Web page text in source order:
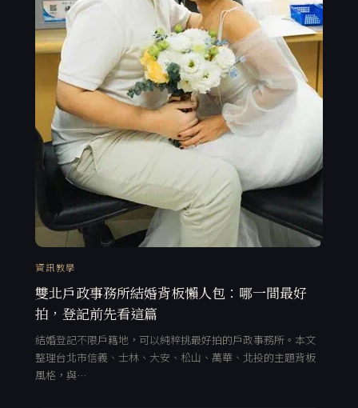
資訊教學
雙北戶政事務所結婚背板懶人包：哪一間最好
拍，登記前先看這篇
結婚登記不限戶籍地，可以純粹挑最好拍的戶政事務所。本文
整理台北市信義、士林、大安、松山、萬華、北投的主題背板
風格，與…